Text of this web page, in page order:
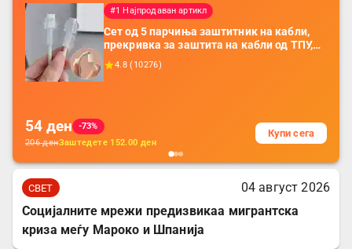
#1 Најпродаван артикл
Сет од 5 парчиња заштитник на кабли,
прекривка за заштита на кабли од ТПУ,
додатоци за заштита на кабли, без
батерија, за мобилни телефони, комплет
4.8 ( 10276)
54 ден
-73%
206денЗаштедете 152.00 ден
Купи сега
СВЕТ
04 август 2026
Социјалните мрежи предизвикаа мигрантска
криза меѓу Мароко и Шпанија